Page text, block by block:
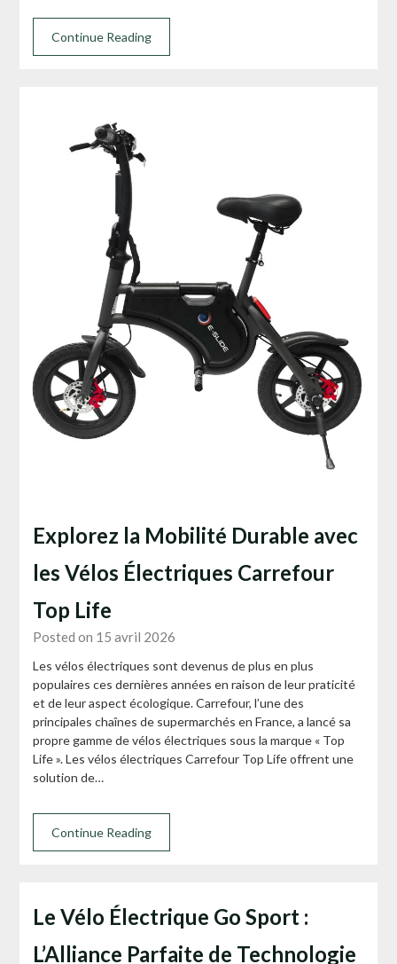
Continue Reading
Explorez la Mobilité Durable avec
les Vélos Électriques Carrefour
Top Life
Posted on 15 avril 2026
Les vélos électriques sont devenus de plus en plus
populaires ces dernières années en raison de leur praticité
et de leur aspect écologique. Carrefour, l’une des
principales chaînes de supermarchés en France, a lancé sa
propre gamme de vélos électriques sous la marque « Top
Life ». Les vélos électriques Carrefour Top Life offrent une
solution de…
Continue Reading
Le Vélo Électrique Go Sport :
L’Alliance Parfaite de Technologie